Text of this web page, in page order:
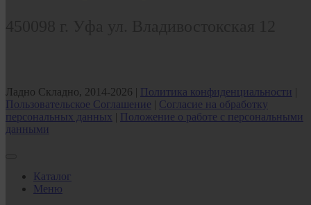
Ладно Складно, 2014-2026 | Политика конфиденциальности |
Пользовательское Соглашение | Согласие на обработку
персональных данных | Положение о работе с персональными
данными
Каталог
Меню